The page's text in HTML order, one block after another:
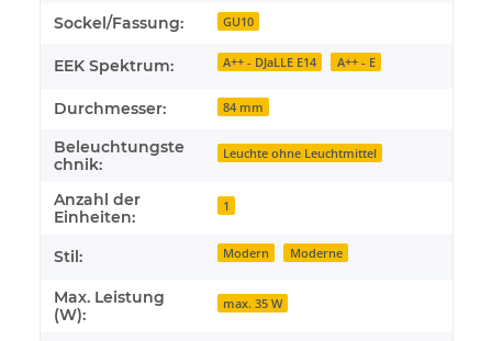
Sockel/Fassung: GU10
EEK Spektrum: A++ - DJaLLE E14 A++ - E
Durchmesser: 84 mm
Beleuchtungste
chnik:
Leuchte ohne Leuchtmittel
Anzahl der
Einheiten:
1
Stil: Modern Moderne
Max. Leistung
(W):
max. 35 W